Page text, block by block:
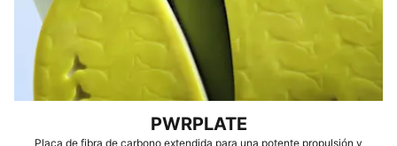
PWRPLATE
Placa de fibra de carbono extendida para una potente propulsión y